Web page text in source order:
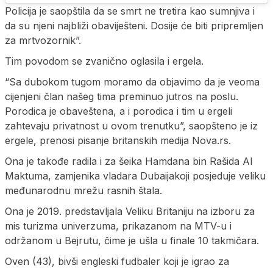
Policija je saopštila da se smrt ne tretira kao sumnjiva i
da su njeni najbliži obaviješteni. Dosije će biti pripremljen
za mrtvozornik”.
Tim povodom se zvanično oglasila i ergela.
“Sa dubokom tugom moramo da objavimo da je veoma
cijenjeni član našeg tima preminuo jutros na poslu.
Porodica je obaveštena, a i porodica i tim u ergeli
zahtevaju privatnost u ovom trenutku”, saopšteno je iz
ergele, prenosi pisanje britanskih medija Nova.rs.
Ona je takođe radila i za šeika Hamdana bin Rašida Al
Maktuma, zamjenika vladara Dubaijakoji posjeduje veliku
međunarodnu mrežu rasnih štala.
Ona je 2019. predstavljala Veliku Britaniju na izboru za
mis turizma univerzuma, prikazanom na MTV-u i
održanom u Bejrutu, čime je ušla u finale 10 takmičara.
Oven (43), bivši engleski fudbaler koji je igrao za